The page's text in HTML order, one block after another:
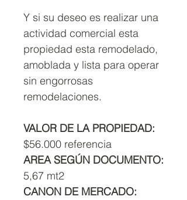
Y si su deseo es realizar una
actividad comercial esta
propiedad esta remodelado,
amoblada y lista para operar
sin engorrosas
remodelaciones.
VALOR DE LA PROPIEDAD:
$56.000 referencia
AREA SEGÚN DOCUMENTO:
5,67 mt2
CANON DE MERCADO: